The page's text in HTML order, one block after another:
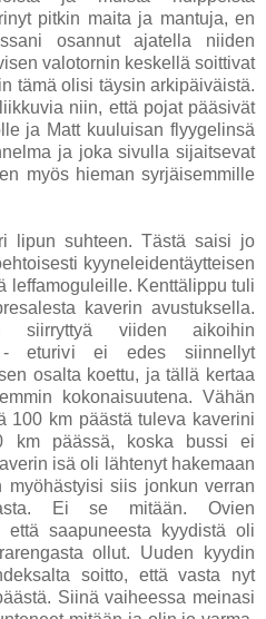
pitkin maita ja mantuja, en
osannut ajatella niiden
valotornin keskellä soittivat
tämä olisi täysin arkipäiväistä.
niin, että pojat pääsivät
ja Matt kuuluisan flyygelinsä
ja joka sivulla sijaitsevat
myös hieman syrjäisemmille
lipun suhteen. Tästä saisi jo
kyyneleidentäytteisen
leffamoguleille. Kenttälippu tuli
kaverin avustuksella.
siirryttyä viiden aikoihin
- eturivi ei edes siinnellyt
osalta koettu, ja tällä kertaa
kokonaisuutena. Vähän
100 km päästä tuleva kaverini
km päässä, koska bussi ei
isä oli lähtenyt hakemaan
myöhästyisi siis jonkun verran
Ei se mitään. Ovien
että saapuneesta kyydistä oli
ollut. Uuden kyydin
soitto, että vasta nyt
Siinä vaiheessa meinasi